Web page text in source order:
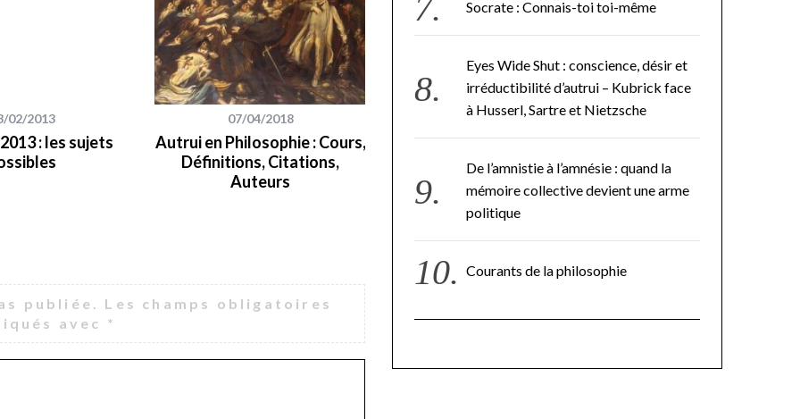
02/2013
: les sujets
07/04/2018
Autrui en Philosophie : Cours,
Définitions, Citations,
Auteurs
publiée. Les champs obligatoires
avec *
Socrate : Connais-toi toi-même
Eyes Wide Shut : conscience, désir et
irréductibilité d’autrui – Kubrick face
à Husserl, Sartre et Nietzsche
De l’amnistie à l’amnésie : quand la
mémoire collective devient une arme
politique
Courants de la philosophie